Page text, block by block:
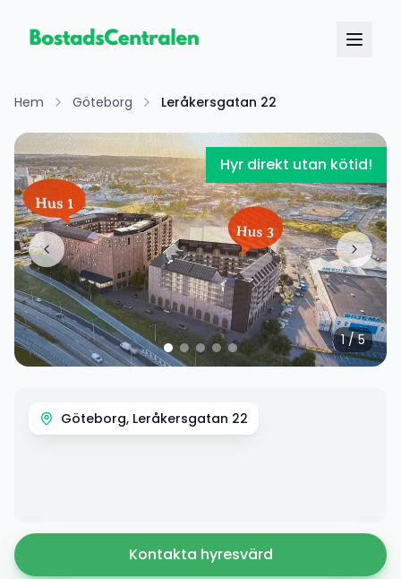
Hem Göteborg Leråkersgatan 22
Hyr direkt utan kötid!
1/5
Göteborg, Leråkersgatan 22
Kontakta hyresvärd